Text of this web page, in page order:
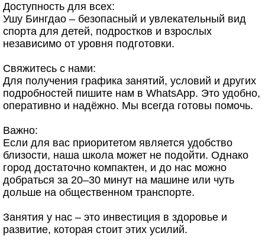
Доступность для всех:
Ушу Бингдао – безопасный и увлекательный вид
спорта для детей, подростков и взрослых
независимо от уровня подготовки.
Свяжитесь с нами:
Для получения графика занятий, условий и других
подробностей пишите нам в WhatsApp. Это удобно,
оперативно и надёжно. Мы всегда готовы помочь.
Важно:
Если для вас приоритетом является удобство
близости, наша школа может не подойти. Однако
город достаточно компактен, и до нас можно
добраться за 20–30 минут на машине или чуть
дольше на общественном транспорте.
Занятия у нас – это инвестиция в здоровье и
развитие, которая стоит этих усилий.